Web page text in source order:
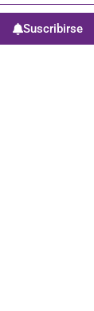
Suscribirse